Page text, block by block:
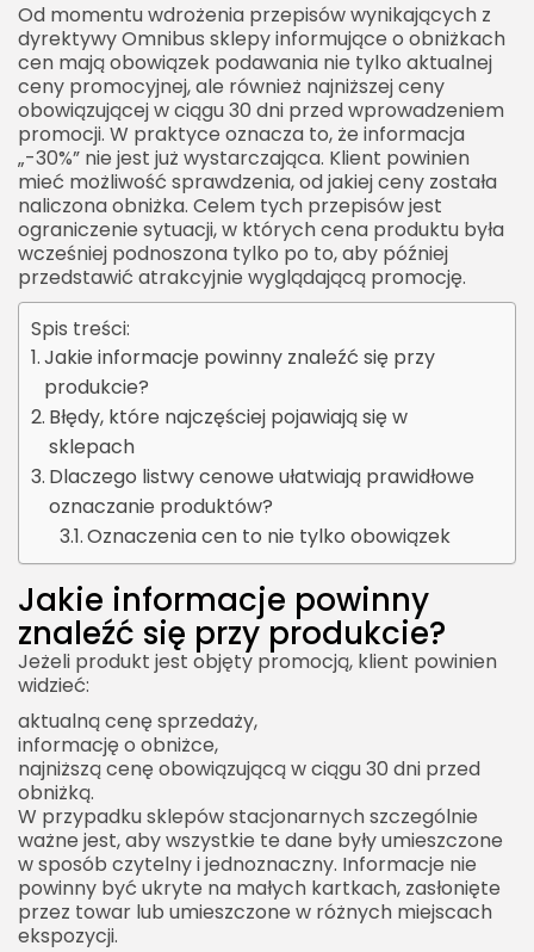
Od momentu wdrożenia przepisów wynikających z
dyrektywy Omnibus sklepy informujące o obniżkach
cen mają obowiązek podawania nie tylko aktualnej
ceny promocyjnej, ale również najniższej ceny
obowiązującej w ciągu 30 dni przed wprowadzeniem
promocji. W praktyce oznacza to, że informacja
„-30%” nie jest już wystarczająca. Klient powinien
mieć możliwość sprawdzenia, od jakiej ceny została
naliczona obniżka. Celem tych przepisów jest
ograniczenie sytuacji, w których cena produktu była
wcześniej podnoszona tylko po to, aby później
przedstawić atrakcyjnie wyglądającą promocję.
Spis treści:
Jakie informacje powinny znaleźć się przy
produkcie?
Błędy, które najczęściej pojawiają się w
sklepach
Dlaczego listwy cenowe ułatwiają prawidłowe
oznaczanie produktów?
Oznaczenia cen to nie tylko obowiązek
Jakie informacje powinny
znaleźć się przy produkcie?
Jeżeli produkt jest objęty promocją, klient powinien
widzieć:
aktualną cenę sprzedaży,
informację o obniżce,
najniższą cenę obowiązującą w ciągu 30 dni przed
obniżką.
W przypadku sklepów stacjonarnych szczególnie
ważne jest, aby wszystkie te dane były umieszczone
w sposób czytelny i jednoznaczny. Informacje nie
powinny być ukryte na małych kartkach, zasłonięte
przez towar lub umieszczone w różnych miejscach
ekspozycji.